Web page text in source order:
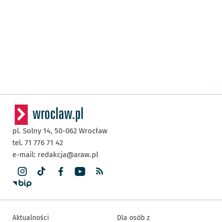
pl. Solny 14, 50-062 Wrocław
tel. 71 776 71 42
e-mail: redakcja@araw.pl
Aktualności Dla osób z